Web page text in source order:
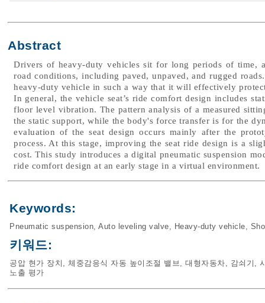
Abstract
Drivers of heavy-duty vehicles sit for long periods of time,
road conditions, including paved, unpaved, and rugged
heavy-duty vehicle in such a way that it will effectively
In general, the vehicle seat’s ride comfort design includes
floor level vibration. The pattern analysis of a measured
the static support, while the body's force transfer is for the
evaluation of the seat design occurs mainly after the
process. At this stage, improving the seat ride design is a
cost. This study introduces a digital pneumatic suspension
ride comfort design at an early stage in a virtual environment.
Keywords:
Pneumatic suspension, Auto leveling valve, Heavy-duty vehicle,
키워드:
공압 현가 장치 , 체중감응식 자동 높이조절 밸브, 대형자동차, 감쇠기 ,
노출 평가